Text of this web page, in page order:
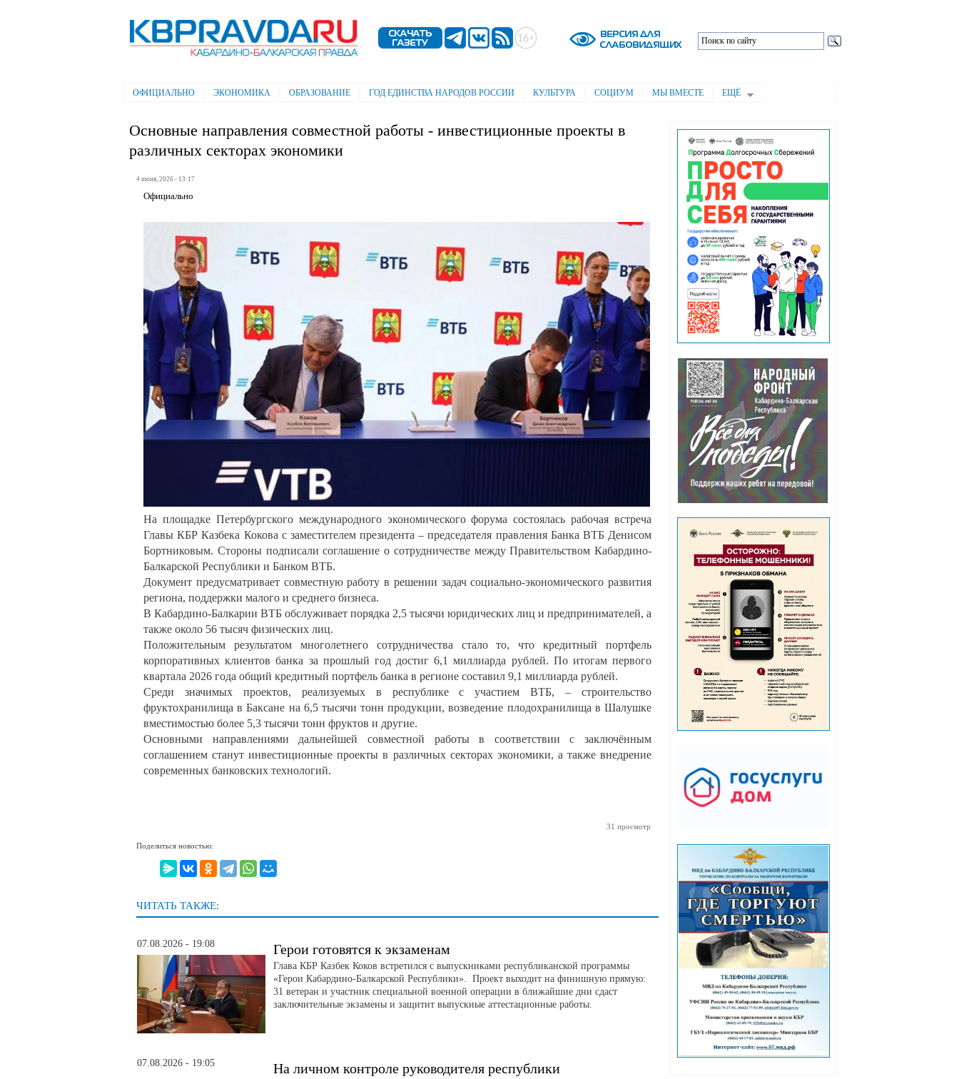
содержанию
Электронная газета "Кабардино-
Балкарская правда"
Главное меню
ОФИЦИАЛЬНО ЭКОНОМИКА ОБРАЗОВАНИЕ ГОД ЕДИНСТВА НАРОДОВ РОССИИ КУЛЬТУРА СОЦИУМ МЫ ВМЕСТЕ ЕЩЁ
Основные направления совместной работы - инвестиционные проекты в
различных секторах экономики
4 июня, 2026 - 13:17
Официально
На площадке Петербургского международного экономического форума состоялась рабочая встреча
Главы КБР Казбека Кокова с заместителем президента – председателя правления Банка ВТБ Денисом
Бортниковым. Стороны подписали соглашение о сотрудничестве между Правительством Кабардино-
Балкарской Республики и Банком ВТБ.
Документ предусматривает совместную работу в решении задач социально-экономического развития
региона, поддержки малого и среднего бизнеса.
В Кабардино-Балкарии ВТБ обслуживает порядка 2,5 тысячи юридических лиц и предпринимателей, а
также около 56 тысяч физических лиц.
Положительным результатом многолетнего сотрудничества стало то, что кредитный портфель
корпоративных клиентов банка за прошлый год достиг 6,1 миллиарда рублей. По итогам первого
квартала 2026 года общий кредитный портфель банка в регионе составил 9,1 миллиарда рублей.
Среди значимых проектов, реализуемых в республике с участием ВТБ, – строительство
фруктохранилища в Баксане на 6,5 тысячи тонн продукции, возведение плодохранилища в Шалушке
вместимостью более 5,3 тысячи тонн фруктов и другие.
Основными направлениями дальнейшей совместной работы в соответствии с заключённым
соглашением станут инвестиционные проекты в различных секторах экономики, а также внедрение
современных банковских технологий.
31 просмотр
Поделиться новостью:
ЧИТАТЬ ТАКЖЕ:
07.08.2026 - 19:08 Герои готовятся к экзаменам
Глава КБР Казбек Коков встретился с выпускниками республиканской программы
«Герои Кабардино-Балкарской Республики». Проект выходит на финишную прямую:
31 ветеран и участник специальной военной операции в ближайшие дни сдаст
заключительные экзамены и защитит выпускные аттестационные работы.
07.08.2026 - 19:05 На личном контроле руководителя республики